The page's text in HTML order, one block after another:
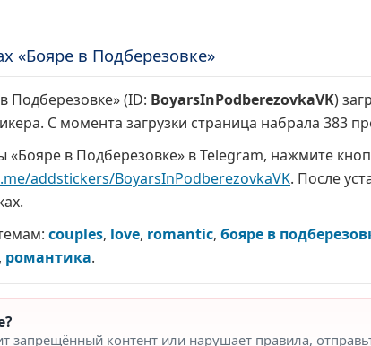
«Бояре в Подберезовке»
Подберезовке» (ID: BoyarsInPodberezovkaVK)
С момента загрузки страница набрала 383
«Бояре в Подберезовке» в Telegram, нажмите
addstickers/BoyarsInPodberezovkaVK. После
couples, love, romantic, бояре в
, романтика.
запрещённый контент или нарушает правила,